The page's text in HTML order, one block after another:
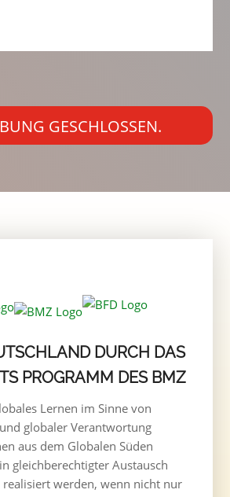
GESCHLOSSEN.
DURCH DAS
PROGRAMM DES BMZ
Lernen im Sinne von
globaler Verantwortung
aus dem Globalen Süden
gleichberechtigter Austausch
realisiert werden, wenn nicht nur